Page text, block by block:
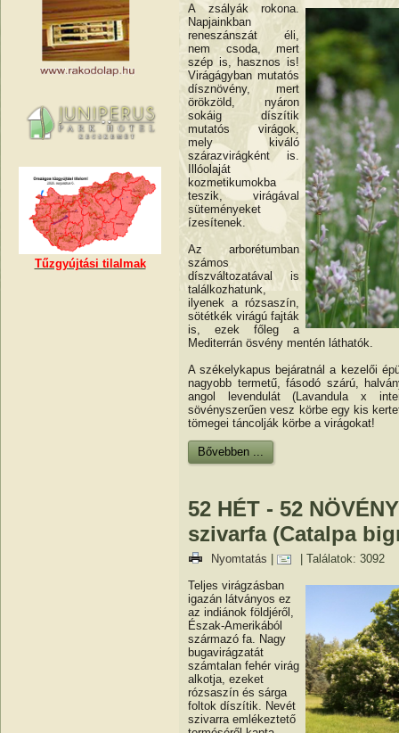
Tűzgyújtási tilalmak
A zsályák rokona.
Napjainkban
reneszánszát éli,
nem csoda, mert
szép is, hasznos is!
Virágágyban mutatós
dísznövény, mert
örökzöld, nyáron
sokáig díszítik
mutatós virágok,
mely kiváló
szárazvirágként is.
Illóolaját
kozmetikumokba
teszik, virágával
süteményeket
ízesítenek.
Az arborétumban
számos
díszváltozatával is
találkozhatunk,
ilyenek a rózsaszín,
sötétkék virágú fajták
is, ezek főleg a
Mediterrán ösvény mentén láthatók.
A székelykapus bejáratnál a kezelői
nagyobb termetű, fásodó szárú,
angol levendulát (Lavandula x
sövényszerűen vesz körbe egy kis
tömegei táncolják körbe a virágokat!
Bővebben ...
52 HÉT - 52
szivarfa (Catalpa
Nyomtatás
| Találatok: 3092
Teljes virágzásban
igazán látványos ez
az indiánok földjéről,
Észak-Amerikából
származó fa. Nagy
bugavirágzatát
számtalan fehér virág
alkotja, ezeket
rózsaszín és sárga
foltok díszítik. Nevét
szivarra emlékeztető